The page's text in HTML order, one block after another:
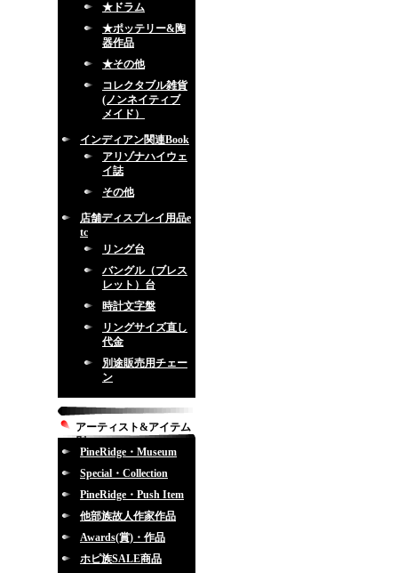
★ドラム
★ポッテリー&陶
器作品
★その他
コレクタブル雑貨
(ノンネイティブ
メイド）
インディアン関連Book
アリゾナハイウェ
イ誌
その他
店舗ディスプレイ用品e
tc
リング台
バングル（ブレス
レット）台
時計文字盤
リングサイズ直し
代金
別途販売用チェー
ン
アーティスト&アイテム
別
PineRidge・Museum
Special・Collection
PineRidge・Push Item
他部族故人作家作品
Awards(賞)・作品
ホピ族SALE商品